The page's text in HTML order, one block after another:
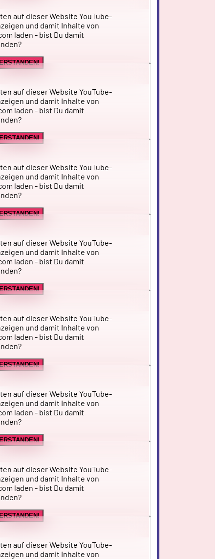
auf dieser Website YouTube-
und damit Inhalte von
laden - bist Du damit
auf dieser Website YouTube-
und damit Inhalte von
laden - bist Du damit
auf dieser Website YouTube-
und damit Inhalte von
laden - bist Du damit
auf dieser Website YouTube-
und damit Inhalte von
laden - bist Du damit
auf dieser Website YouTube-
und damit Inhalte von
laden - bist Du damit
auf dieser Website YouTube-
und damit Inhalte von
laden - bist Du damit
auf dieser Website YouTube-
und damit Inhalte von
laden - bist Du damit
auf dieser Website YouTube-
und damit Inhalte von